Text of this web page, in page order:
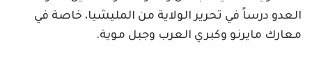
العدو درساً في تحرير الولاية من المليشيا، خاصة في
معارك مايرنو وكبري العرب وجبل موية.